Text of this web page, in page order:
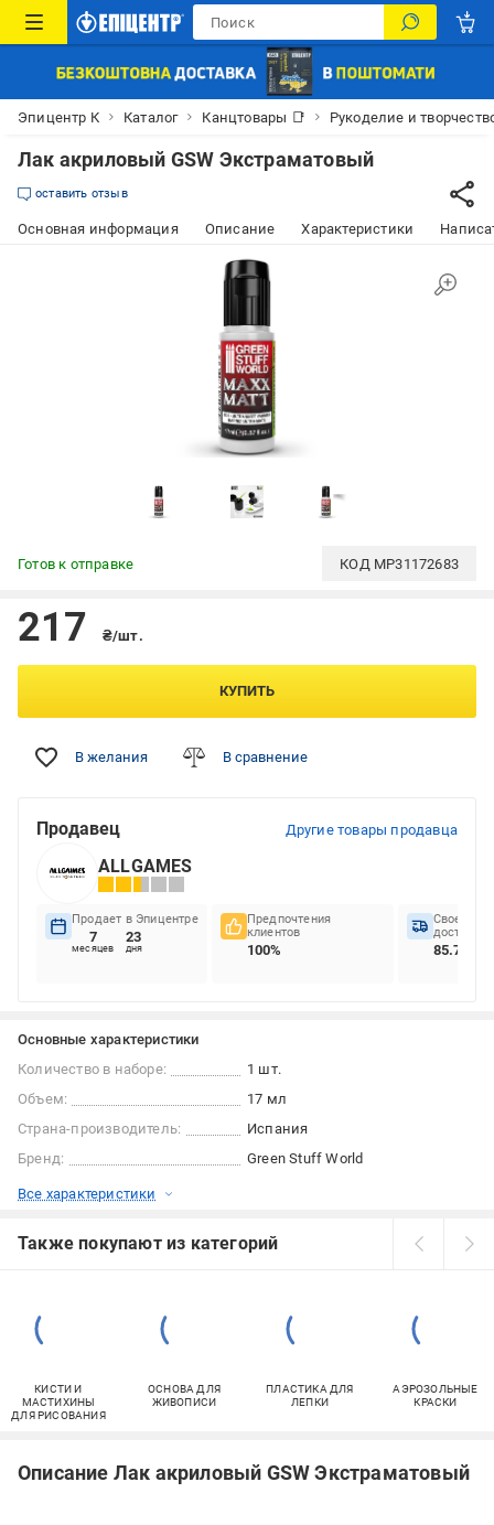
Эпицентр К Каталог Канцтовары 📑 Рукоделие и
Лак акриловый GSW Экстраматовый
оставить отзыв
Основная информация Описание Характеристики
Готов к отправке КОД MP31172683
217 ₴/шт.
КУПИТЬ
В желания В сравнение
Продавец Другие товары продавца
ALLGAMES
Продает в Эпицентре
7
месяцев
23
дня
Предпочтения
клиентов
100%
доставок
85.71%
Основные характеристики
Количество в наборе:
1 шт.
Объем:
17 мл
Страна-производитель:
Испания
Бренд:
Green Stuff World
Все характеристики
Также покупают из категорий
КИСТИ И
МАСТИХИНЫ
ДЛЯ РИСОВАНИЯ
ОСНОВА ДЛЯ
ЖИВОПИСИ
ПЛАСТИКА ДЛЯ
ЛЕПКИ
АЭРОЗОЛЬНЫЕ
КРАСКИ
Описание Лак акриловый GSW Экстраматовый